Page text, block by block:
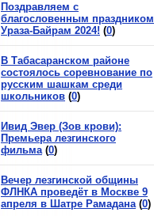
Поздравляем с
благословенным праздником
Ураза-Байрам 2024! (0)
В Табасаранском районе
состоялось соревнование по
русским шашкам среди
школьников (0)
Ивид Эвер (Зов крови):
Премьера лезгинского
фильма (0)
Вечер лезгинской общины
ФЛНКА проведёт в Москве 9
апреля в Шатре Рамадана (0)